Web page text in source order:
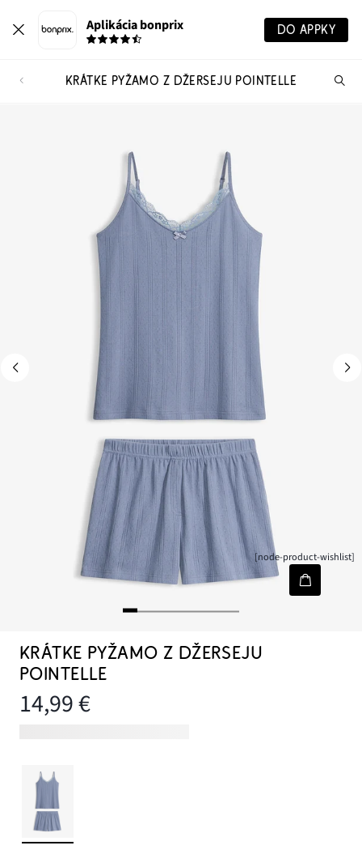
Aplikácia bonprix DO APPKY
KRÁTKE PYŽAMO Z DŽERSEJU POINTELLE
[node-product-wishlist]
KRÁTKE PYŽAMO Z DŽERSEJU
POINTELLE
14,99 €